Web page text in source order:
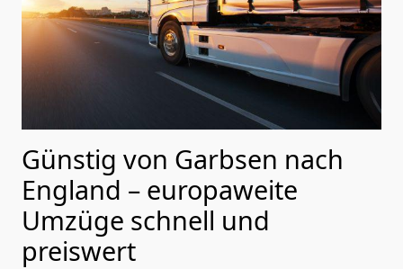
Günstig von Garbsen nach
England – europaweite
Umzüge schnell und
preiswert